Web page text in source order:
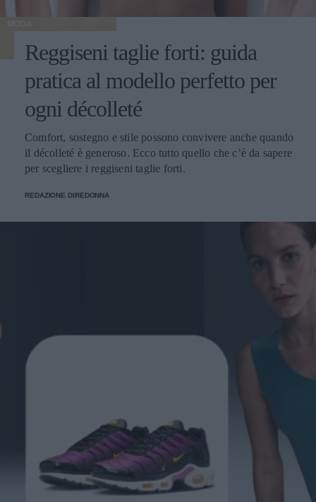
MODA
Reggiseni taglie forti: guida
pratica al modello perfetto per
ogni décolleté
Comfort, sostegno e stile possono convivere anche quando
il décolleté è generoso. Ecco tutto quello che c’è da sapere
per scegliere i reggiseni taglie forti.
REDAZIONE DIREDONNA